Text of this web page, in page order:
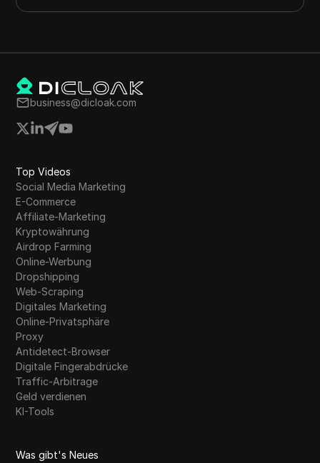
business@dicloak.com
Top Videos
Social Media Marketing
E-Commerce
Affiliate-Marketing
Kryptowährung
Airdrop Farming
Online-Werbung
Dropshipping
Web-Scraping
Digitales Marketing
Online-Privatsphäre
Proxy
Antidetect-Browser
Digitale Fingerabdrücke
Traffic-Arbitrage
Geld verdienen
KI-Tools
Was gibt's Neues